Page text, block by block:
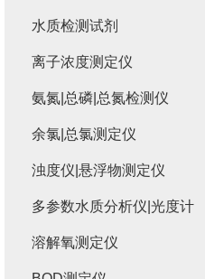
水质检测试剂
离子浓度测定仪
氨氮|总磷|总氮检测仪
余氯|总氯测定仪
浊度仪|悬浮物测定仪
多参数水质分析仪|光度计
溶解氧测定仪